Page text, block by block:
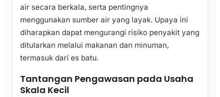
air secara berkala, serta pentingnya
menggunakan sumber air yang layak. Upaya ini
diharapkan dapat mengurangi risiko penyakit yang
ditularkan melalui makanan dan minuman,
termasuk dari es batu.
Tantangan Pengawasan pada Usaha
Skala Kecil